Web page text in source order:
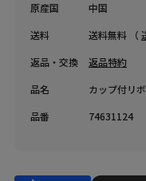
原産国
中国
送料
送料無料 （
返品・交換
返品特約
品名
カップ付リ
品番
74631124